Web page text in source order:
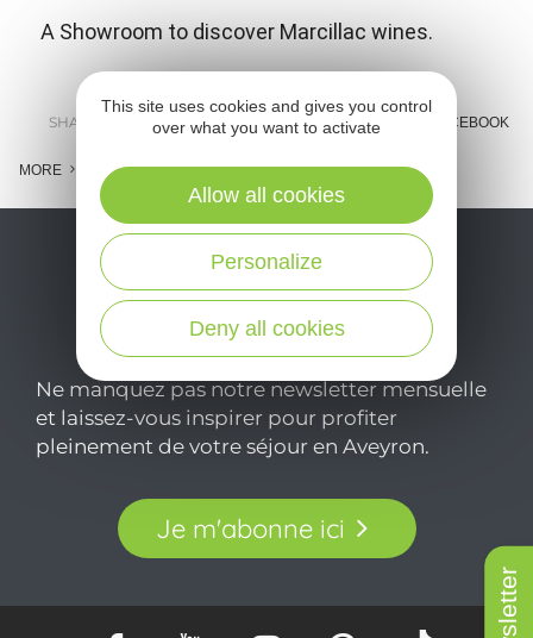
A Showroom to discover Marcillac wines.
SHARE : E-MAIL MESSENGER FACEBOOK
MORE
Ne manquez pas notre newsletter mensuelle
et laissez-vous inspirer pour profiter
pleinement de votre séjour en Aveyron.
Je m'abonne ici
This site uses cookies and gives you control
over what you want to activate
Deny all cookies
Personalize
Allow all cookies